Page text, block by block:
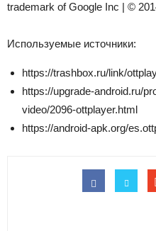
trademark of Google Inc | ©
Используемые источники:
https://trashbox.ru/link/
https://upgrade-android.ru/
video/2096-ottplayer.html
https://android-apk.org/